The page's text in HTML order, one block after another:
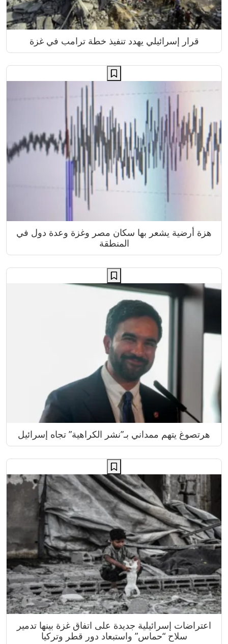
قرار إسرائيلي يهدد تنفيذ خطة ترامب في غزة
هزة أرضية يشعر بها سكان مصر وغزة وعدة دول في
المنطقة
هرتصوغ يتهم ممداني بـ”نشر الكراهية” تجاه إسرائيل
اعتراضات إسرائيلية جديدة على اتفاق غزة بينها تدمير
سلاح “حماس” واستبعاد دور قطر وتركيا